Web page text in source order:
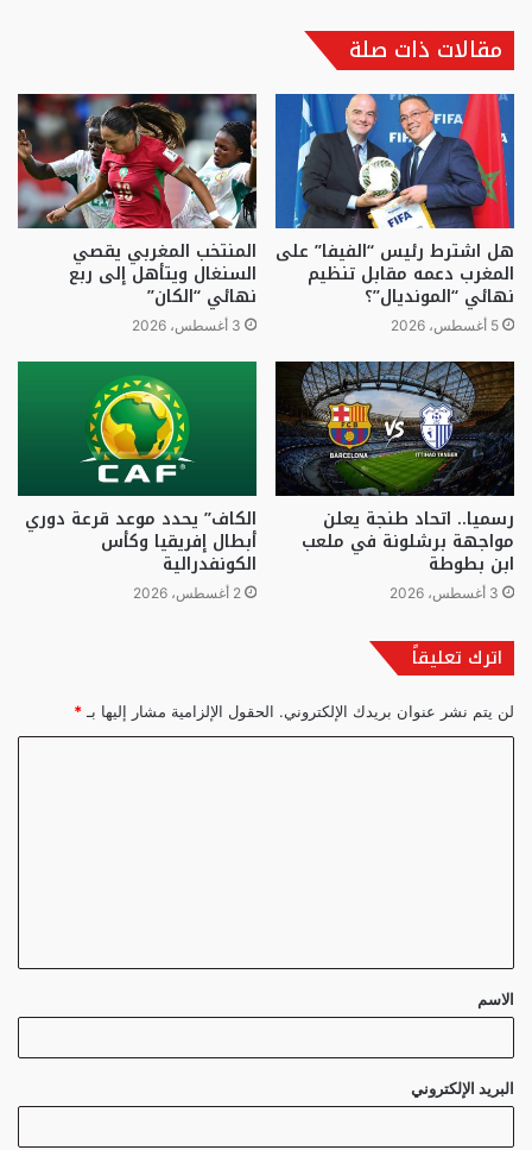
مقالات ذات صلة
هل اشترط رئيس “الفيفا” على
المغرب دعمه مقابل تنظيم
نهائي “المونديال”؟
5 أغسطس، 2026
المنتخب المغربي يقصي
السنغال ويتأهل إلى ربع
نهائي “الكان”
3 أغسطس، 2026
رسميا.. اتحاد طنجة يعلن
مواجهة برشلونة في ملعب
ابن بطوطة
3 أغسطس، 2026
الكاف” يحدد موعد قرعة دوري
أبطال إفريقيا وكأس
الكونفدرالية
2 أغسطس، 2026
اترك تعليقاً
لن يتم نشر عنوان بريدك الإلكتروني. الحقول الإلزامية مشار إليها بـ *
ق
*
الاسم
البريد الإلكتروني